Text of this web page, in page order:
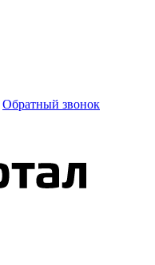
Обратный звонок